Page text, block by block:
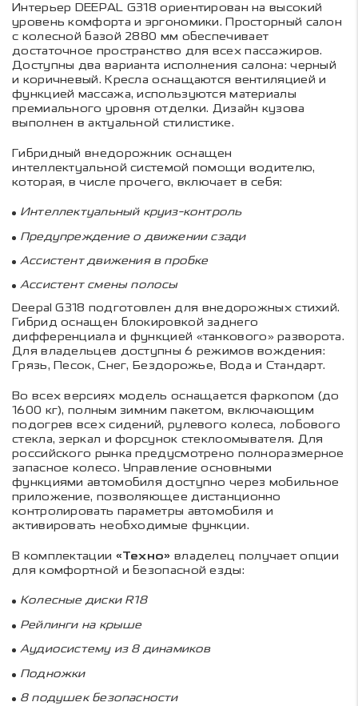
Интерьер DEEPAL G318 ориентирован на высокий
уровень комфорта и эргономики. Просторный салон
с колесной базой 2880 мм обеспечивает
достаточное пространство для всех пассажиров.
Доступны два варианта исполнения салона: черный
и коричневый. Кресла оснащаются вентиляцией и
функцией массажа, используются материалы
премиального уровня отделки. Дизайн кузова
выполнен в актуальной стилистике.
Гибридный внедорожник оснащен
интеллектуальной системой помощи водителю,
которая, в числе прочего, включает в себя:
Интеллектуальный круиз-контроль
Предупреждение о движении сзади
Ассистент движения в пробке
Ассистент смены полосы
Deepal G318 подготовлен для внедорожных стихий.
Гибрид оснащен блокировкой заднего
дифференциала и функцией «танкового» разворота.
Для владельцев доступны 6 режимов вождения:
Грязь, Песок, Снег, Бездорожье, Вода и Стандарт.
Во всех версиях модель оснащается фаркопом (до
1600 кг), полным зимним пакетом, включающим
подогрев всех сидений, рулевого колеса, лобового
стекла, зеркал и форсунок стеклоомывателя. Для
российского рынка предусмотрено полноразмерное
запасное колесо. Управление основными
функциями автомобиля доступно через мобильное
приложение, позволяющее дистанционно
контролировать параметры автомобиля и
активировать необходимые функции.
В комплектации «Техно» владелец получает опции
для комфортной и безопасной езды:
Колесные диски R18
Рейлинги на крыше
Аудиосистему из 8 динамиков
Подножки
8 подушек безопасности